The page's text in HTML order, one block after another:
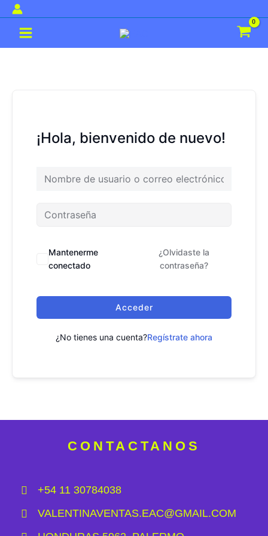
al
contenido
Main
¡Hola, bienvenido de nuevo!
Mantenerme
conectado
¿Olvidaste la
contraseña?
Acceder
¿No tienes una cuenta?Regístrate ahora
CONTACTANOS
+54 11 30784038
VALENTINAVENTAS.EAC@GMAIL.COM